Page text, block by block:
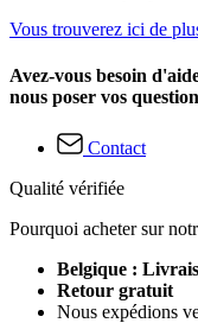
Vous trouverez ici de
Avez-vous besoin
nous poser vos
Contact
Qualité vérifiée
Pourquoi acheter sur
Belgique :
Retour gratuit
Nous expédions